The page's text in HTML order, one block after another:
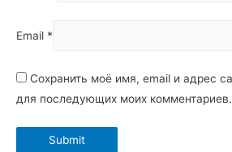
Email *
Сохранить моё имя, email и адрес
для последующих моих комментариев.